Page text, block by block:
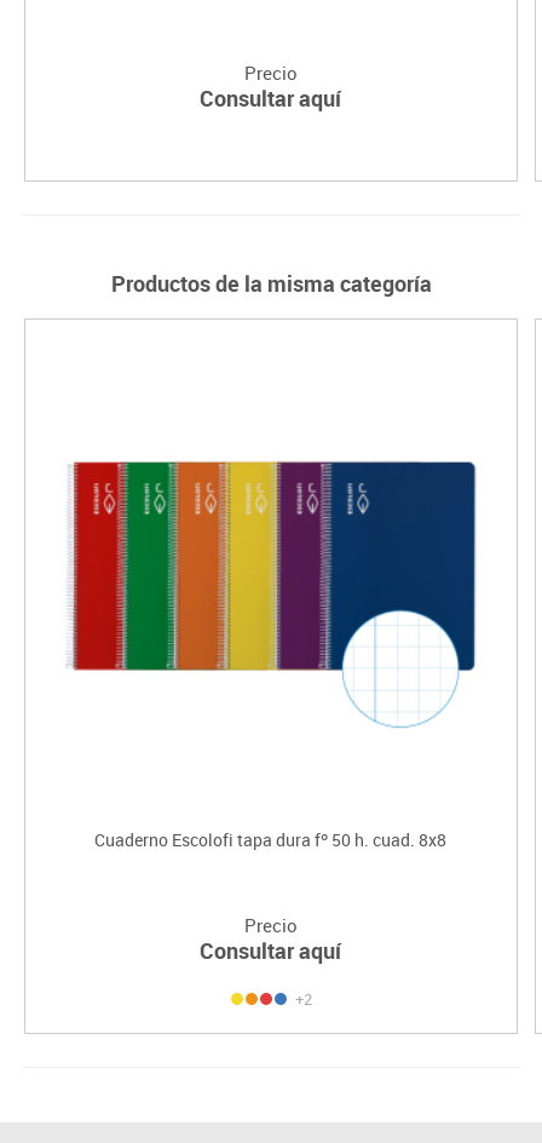
Precio
Consultar aquí
Productos de la misma categoría
Cuaderno Escolofi tapa dura fº 50 h. cuad. 8x8
Precio
Consultar aquí
+2